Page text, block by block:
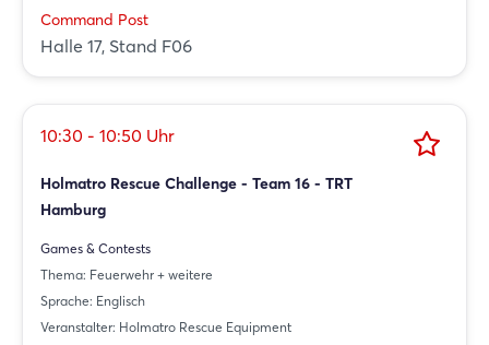
Command Post
Halle 17, Stand F06
10:30 - 10:50 Uhr
Holmatro Rescue Challenge - Team 16 - TRT
Hamburg
Games & Contests
Thema: Feuerwehr + weitere
Sprache: Englisch
Veranstalter: Holmatro Rescue Equipment